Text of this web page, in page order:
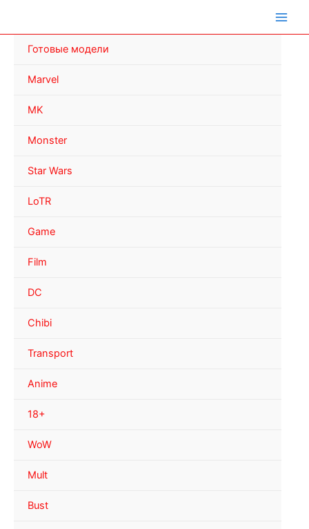
Готовые модели
Marvel
MK
Monster
Star Wars
LoTR
Game
Film
DC
Chibi
Transport
Anime
18+
WoW
Mult
Bust